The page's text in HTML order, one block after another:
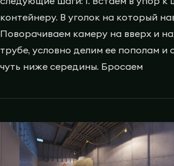
контейнеру. В уголок на который
Поворачиваем камеру на вверх и
трубе, условно делим ее пополам и
чуть ниже середины. Бросаем